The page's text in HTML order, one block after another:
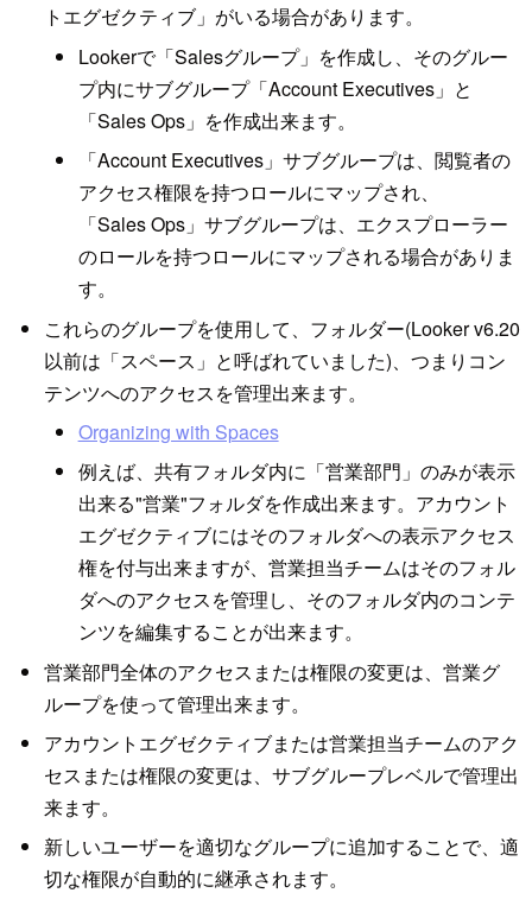
トエグゼクティブ」がいる場合があります。
Lookerで「Salesグループ」を作成し、そのグルー
プ内にサブグループ「Account Executives」と
「Sales Ops」を作成出来ます。
「Account Executives」サブグループは、閲覧者の
アクセス権限を持つロールにマップされ、
「Sales Ops」サブグループは、エクスプローラー
のロールを持つロールにマップされる場合がありま
す。
これらのグループを使用して、フォルダー(Looker v6.20
以前は「スペース」と呼ばれていました)、つまりコン
テンツへのアクセスを管理出来ます。
Organizing with Spaces
例えば、共有フォルダ内に「営業部門」のみが表示
出来る"営業"フォルダを作成出来ます。アカウント
エグゼクティブにはそのフォルダへの表示アクセス
権を付与出来ますが、営業担当チームはそのフォル
ダへのアクセスを管理し、そのフォルダ内のコンテ
ンツを編集することが出来ます。
営業部門全体のアクセスまたは権限の変更は、営業グ
ループを使って管理出来ます。
アカウントエグゼクティブまたは営業担当チームのアク
セスまたは権限の変更は、サブグループレベルで管理出
来ます。
新しいユーザーを適切なグループに追加することで、適
切な権限が自動的に継承されます。